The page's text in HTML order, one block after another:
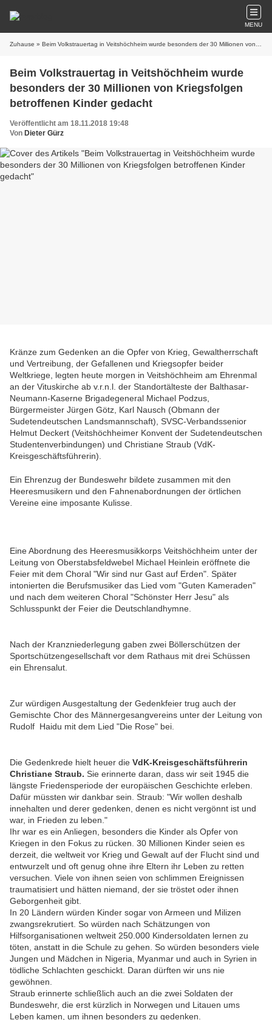
MENU
Zuhause » Beim Volkstrauertag in Veitshöchheim wurde besonders der 30 Millionen von Kriegsfolgen betroffenen Kinder gedacht
Beim Volkstrauertag in Veitshöchheim wurde
besonders der 30 Millionen von Kriegsfolgen
betroffenen Kinder gedacht
Veröffentlicht am 18.11.2018 19:48
Von Dieter Gürz
Kränze zum Gedenken an die Opfer von Krieg, Gewaltherrschaft
und Vertreibung, der Gefallenen und Kriegsopfer beider
Weltkriege, legten heute morgen in Veitshöchheim am Ehrenmal
an der Vituskirche ab v.r.n.l. der Standortälteste der Balthasar-
Neumann-Kaserne Brigadegeneral Michael Podzus,
Bürgermeister Jürgen Götz, Karl Nausch (Obmann der
Sudetendeutschen Landsmannschaft), SVSC-Verbandssenior
Helmut Deckert (Veitshöchheimer Konvent der Sudetendeutschen
Studentenverbindungen) und Christiane Straub (VdK-
Kreisgeschäftsführerin).
Ein Ehrenzug der Bundeswehr bildete zusammen mit den
Heeresmusikern und den Fahnenabordnungen der örtlichen
Vereine eine imposante Kulisse
Eine Abordnung des Heeresmusikkorps Veitshöchheim unter der
Leitung von Oberstabsfeldwebel Michael Heinlein eröffnete die
Feier mit dem Choral "Wir sind nur Gast auf Erden". Später
intonierten die Berufsmusiker das Lied vom "Guten Kameraden"
und nach dem weiteren Choral "Schönster Herr Jesu" als
Schlusspunkt der Feier die Deutschlandhymne.
Nach der Kranzniederlegung gaben zwei Böllerschützen der
Sportschützengesellschaft vor dem Rathaus mit drei Schüssen
ein Ehrensalut.
Zur würdigen Ausgestaltung der Gedenkfeier trug auch der
Gemischte Chor des Männergesangvereins unter der Leitung von
Rudolf Haidu mit dem Lied "Die Rose" bei.
Die Gedenkrede hielt heuer die VdK-Kreisgeschäftsführerin
Christiane Straub. Sie erinnerte daran, dass wir seit 1945 die
längste Friedensperiode der europäischen Geschichte erleben.
Dafür müssten wir dankbar sein. Straub: "Wir wollen deshalb
innehalten und derer gedenken, denen es nicht vergönnt ist und
war, in Frieden zu leben."
Ihr war es ein Anliegen, besonders die Kinder als Opfer von
Kriegen in den Fokus zu rücken. 30 Millionen Kinder seien es
derzeit, die weltweit vor Krieg und Gewalt auf der Flucht sind und
entwurzelt und oft genug ohne ihre Eltern ihr Leben zu retten
versuchen. Viele von ihnen seien von schlimmen Ereignissen
traumatisiert und hätten niemand, der sie tröstet oder ihnen
Geborgenheit gibt.
In 20 Ländern würden Kinder sogar von Armeen und Milizen
zwangsrekrutiert. So würden nach Schätzungen von
Hilfsorganisationen weltweit 250.000 Kindersoldaten lernen zu
töten, anstatt in die Schule zu gehen. So würden besonders viele
Jungen und Mädchen in Nigeria, Myanmar und auch in Syrien in
tödliche Schlachten geschickt. Daran dürften wir uns nie
gewöhnen.
Straub erinnerte schließlich auch an die zwei Soldaten der
Bundeswehr, die erst kürzlich in Norwegen und Litauen ums
Leben kamen, um ihnen besonders zu gedenken.